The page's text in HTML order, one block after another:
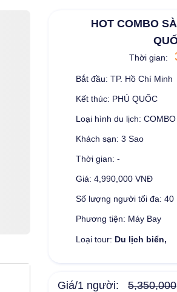
HOT COMBO
Thời gian:
Bắt đầu: TP. Hồ Chí Minh
Kết thúc: PHÚ QUỐC
Loại hình du lịch:
Khách sạn: 3 Sao
Thời gian: -
Giá: 4,990,000 VNĐ
Số lượng người tối đa: 40
Phương tiện: Máy Bay
Loại tour: Du lịch biển,
Giá/1 người: 5,350,000